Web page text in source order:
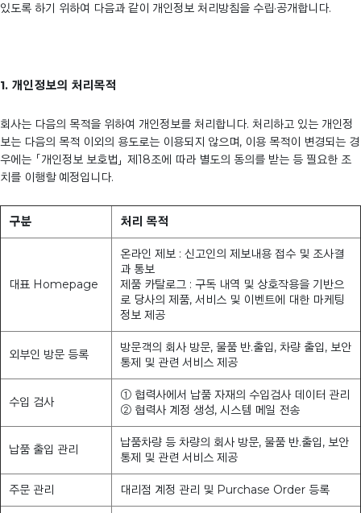
있도록 하기 위하여 다음과 같이 개인정보 처리방침을 수립·공개합니다.
1. 개인정보의 처리목적
회사는 다음의 목적을 위하여 개인정보를 처리합니다. 처리하고 있는 개인정
보는 다음의 목적 이외의 용도로는 이용되지 않으며, 이용 목적이 변경되는 경
우에는 「개인정보 보호법」 제18조에 따라 별도의 동의를 받는 등 필요한 조
치를 이행할 예정입니다.
구분 처리 목적
대표 Homepage
온라인 제보 : 신고인의 제보내용 접수 및 조사결
과 통보
제품 카탈로그 : 구독 내역 및 상호작용을 기반으
로 당사의 제품, 서비스 및 이벤트에 대한 마케팅
정보 제공
외부인 방문 등록
방문객의 회사 방문, 물품 반.출입, 차량 출입, 보안
통제 및 관련 서비스 제공
수입 검사
① 협력사에서 납품 자재의 수입검사 데이터 관리
② 협력사 계정 생성, 시스템 메일 전송
납품 출입 관리
납품차량 등 차량의 회사 방문, 물품 반.출입, 보안
통제 및 관련 서비스 제공
주문 관리 대리점 계정 관리 및 Purchase Order 등록